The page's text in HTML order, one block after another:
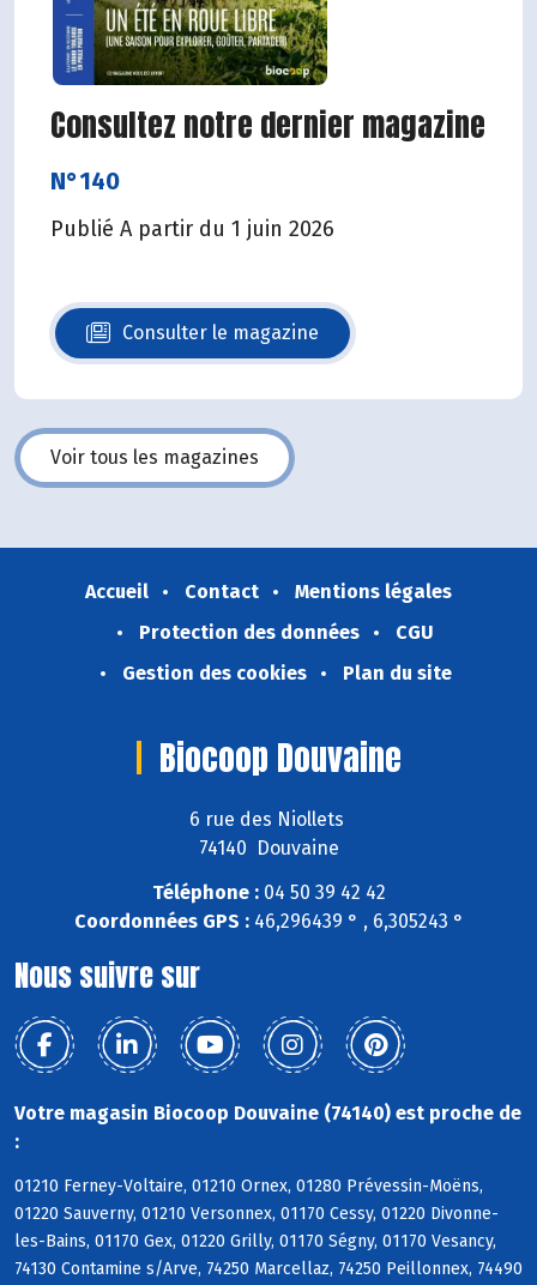
Consultez notre dernier magazine
N°140
Publié A partir du 1 juin 2026
Consulter le magazine
N°140
Voir tous les magazines
Accueil Contact
Mentions légales
Protection des données
CGU
Gestion des cookies
Plan du site
Biocoop Douvaine
6 rue des Niollets
74140 Douvaine
Téléphone :04 50 39 42 42
Coordonnées GPS :46,296439 ° , 6,305243 °
Nous suivre sur
Votre magasin Biocoop Douvaine (74140) est proche de
:
01210 Ferney-Voltaire, 01210 Ornex, 01280 Prévessin-Moëns,
01220 Sauverny, 01210 Versonnex, 01170 Cessy, 01220 Divonne-
les-Bains, 01170 Gex, 01220 Grilly, 01170 Ségny, 01170 Vesancy,
74130 Contamine s/Arve, 74250 Marcellaz, 74250 Peillonnex, 74490